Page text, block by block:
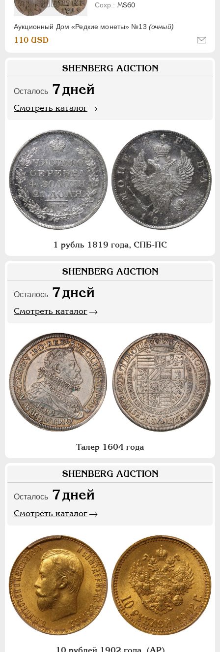
Аукционный Дом «Редкие монеты» №13 (очный)
MS60
110 USD
SHENBERG AUCTION
Осталось 7дней
Смотреть каталог
1 рубль 1819 года, СПБ-ПС
SHENBERG AUCTION
Осталось 7дней
Смотреть каталог
Талер 1604 года
SHENBERG AUCTION
Осталось 7дней
Смотреть каталог